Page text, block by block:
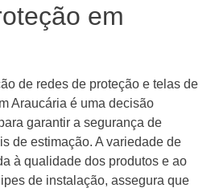
em
de redes de proteção e telas de
Araucária é uma decisão
garantir a segurança de
de estimação. A variedade de
à qualidade dos produtos e ao
de instalação, assegura que